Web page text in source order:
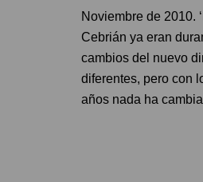
Noviembre de 2010.
Cebrián ya eran
cambios del nuevo
diferentes, pero con
años nada ha